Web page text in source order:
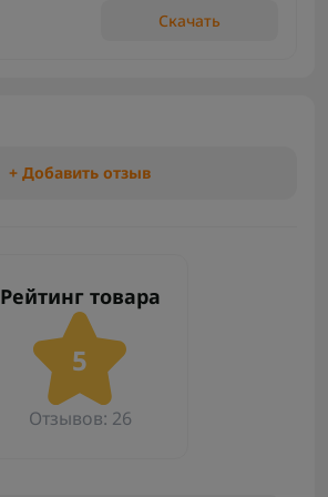
Скачать
+ Добавить отзыв
Рейтинг товара
5
Отзывов: 26